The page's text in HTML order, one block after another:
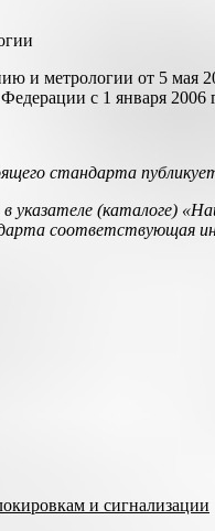
и метрологии от 5
с 1 января 2006
стандарта
указателе (каталоге)
соответствующая
и сигнализации